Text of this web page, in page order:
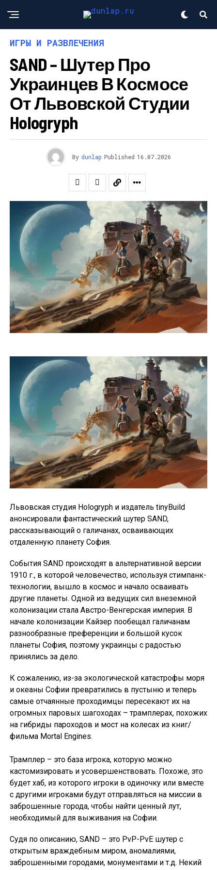
ИГРЫ И РАЗВЛЕЧЕНИЯ
SAND – Шутер Про
Украинцев В Космосе
От Львовской Студии
Hologryph
By dunlap Published 16.07.2026
Львовская студия Hologryph и издатель tinyBuild
анонсировали фантастический шутер SAND,
рассказывающий о галичанах, осваивающих
отдаленную планету София.
События SAND происходят в альтернативной версии
1910 г., в которой человечество, используя стимпанк-
технологии, вышло в космос и начало осваивать
другие планеты. Одной из ведущих сил внеземной
колонизации стала Австро-Венгерская империя. В
начале колонизации Кайзер пообещал галичанам
разнообразные преференции и большой кусок
планеты София, поэтому украинцы с радостью
принялись за дело.
К сожалению, из-за экологической катастрофы моря
и океаны Софии превратились в пустыню и теперь
самые отчаянные проходимцы пересекают их на
огромных паровых шагоходах – трамплерах, похожих
на гибриды пароходов и мост на колесах из книг/
фильма Mortal Engines.
Трамплер – это база игрока, которую можно
кастомизировать и усовершенствовать. Похоже, это
будет хаб, из которого игроки в одиночку или вместе
с другими игроками будут отправляться на миссии в
заброшенные города, чтобы найти ценный лут,
необходимый для выживания на Софии.
Судя по описанию, SAND – это PvP-PvE шутер с
открытым враждебным миром, аномалиями,
заброшенными городами, монументами и т.д. Некий